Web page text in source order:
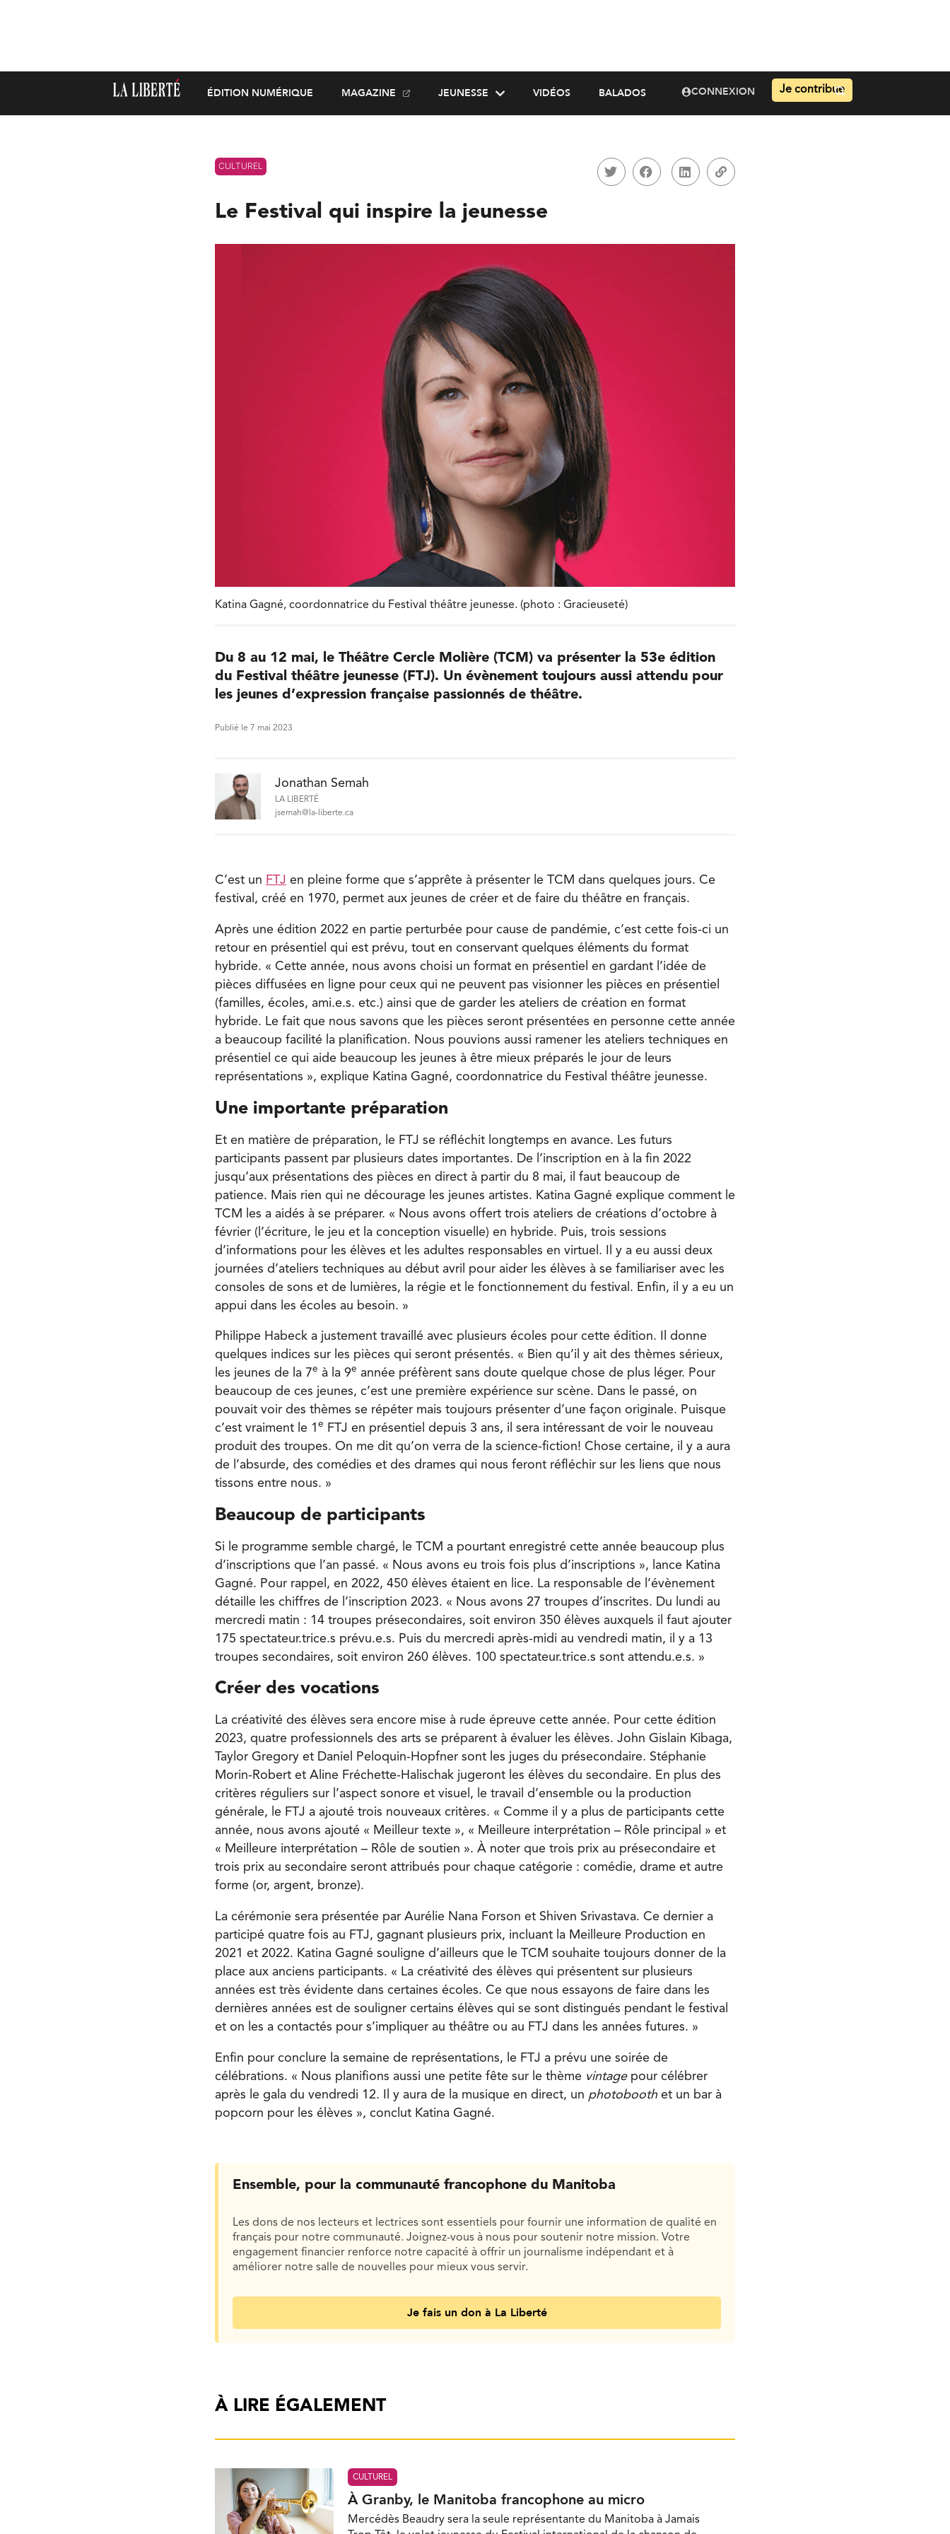
ÉDITION NUMÉRIQUE MAGAZINE JEUNESSE VIDÉOS BALADOS CONNEXION Je contribue
CULTUREL
Le Festival qui inspire la jeunesse
Katina Gagné, coordonnatrice du Festival théâtre jeunesse. (photo : Gracieuseté)
Du 8 au 12 mai, le Théâtre Cercle Molière (TCM) va présenter la 53e édition
du Festival théâtre jeunesse (FTJ). Un évènement toujours aussi attendu pour
les jeunes d’expression française passionnés de théâtre.
Publié le 7 mai 2023
Jonathan Semah
LA LIBERTÉ
jsemah@la-liberte.ca
C’est un FTJ en pleine forme que s’apprête à présenter le TCM dans quelques jours. Ce
festival, créé en 1970, permet aux jeunes de créer et de faire du théâtre en français.
Après une édition 2022 en partie perturbée pour cause de pandémie, c’est cette fois-ci un
retour en présentiel qui est prévu, tout en conservant quelques éléments du format
hybride. « Cette année, nous avons choisi un format en présentiel en gardant l’idée de
pièces diffusées en ligne pour ceux qui ne peuvent pas visionner les pièces en présentiel
(familles, écoles, ami.e.s. etc.) ainsi que de garder les ateliers de création en format
hybride. Le fait que nous savons que les pièces seront présentées en personne cette année
a beaucoup facilité la planification. Nous pouvions aussi ramener les ateliers techniques en
présentiel ce qui aide beaucoup les jeunes à être mieux préparés le jour de leurs
représentations », explique Katina Gagné, coordonnatrice du Festival théâtre jeunesse.
Une importante préparation
Et en matière de préparation, le FTJ se réfléchit longtemps en avance. Les futurs
participants passent par plusieurs dates importantes. De l’inscription en à la fin 2022
jusqu’aux présentations des pièces en direct à partir du 8 mai, il faut beaucoup de
patience. Mais rien qui ne décourage les jeunes artistes. Katina Gagné explique comment le
TCM les a aidés à se préparer. « Nous avons offert trois ateliers de créations d’octobre à
février (l’écriture, le jeu et la conception visuelle) en hybride. Puis, trois sessions
d’informations pour les élèves et les adultes responsables en virtuel. Il y a eu aussi deux
journées d’ateliers techniques au début avril pour aider les élèves à se familiariser avec les
consoles de sons et de lumières, la régie et le fonctionnement du festival. Enfin, il y a eu un
appui dans les écoles au besoin. »
Philippe Habeck a justement travaillé avec plusieurs écoles pour cette édition. Il donne
quelques indices sur les pièces qui seront présentés. « Bien qu’il y ait des thèmes sérieux,
les jeunes de la 7e à la 9e année préfèrent sans doute quelque chose de plus léger. Pour
beaucoup de ces jeunes, c’est une première expérience sur scène. Dans le passé, on
pouvait voir des thèmes se répéter mais toujours présenter d’une façon originale. Puisque
c’est vraiment le 1 e
FTJ en présentiel depuis 3 ans, il sera intéressant de voir le nouveau
produit des troupes. On me dit qu’on verra de la science-fiction! Chose certaine, il y a aura
de l’absurde, des comédies et des drames qui nous feront réfléchir sur les liens que nous
tissons entre nous. »
Beaucoup de participants
Si le programme semble chargé, le TCM a pourtant enregistré cette année beaucoup plus
d’inscriptions que l’an passé. « Nous avons eu trois fois plus d’inscriptions », lance Katina
Gagné. Pour rappel, en 2022, 450 élèves étaient en lice. La responsable de l’évènement
détaille les chiffres de l’inscription 2023. « Nous avons 27 troupes d’inscrites. Du lundi au
mercredi matin : 14 troupes présecondaires, soit environ 350 élèves auxquels il faut ajouter
175 spectateur.trice.s prévu.e.s. Puis du mercredi après-midi au vendredi matin, il y a 13
troupes secondaires, soit environ 260 élèves. 100 spectateur.trice.s sont attendu.e.s. »
Créer des vocations
La créativité des élèves sera encore mise à rude épreuve cette année. Pour cette édition
2023, quatre professionnels des arts se préparent à évaluer les élèves. John Gislain Kibaga,
Taylor Gregory et Daniel Peloquin-Hopfner sont les juges du présecondaire. Stéphanie
Morin-Robert et Aline Fréchette-Halischak jugeront les élèves du secondaire. En plus des
critères réguliers sur l’aspect sonore et visuel, le travail d’ensemble ou la production
générale, le FTJ a ajouté trois nouveaux critères. « Comme il y a plus de participants cette
année, nous avons ajouté « Meilleur texte », « Meilleure interprétation – Rôle principal » et
« Meilleure interprétation – Rôle de soutien ». À noter que trois prix au présecondaire et
trois prix au secondaire seront attribués pour chaque catégorie : comédie, drame et autre
forme (or, argent, bronze).
La cérémonie sera présentée par Aurélie Nana Forson et Shiven Srivastava. Ce dernier a
participé quatre fois au FTJ, gagnant plusieurs prix, incluant la Meilleure Production en
2021 et 2022. Katina Gagné souligne d’ailleurs que le TCM souhaite toujours donner de la
place aux anciens participants. « La créativité des élèves qui présentent sur plusieurs
années est très évidente dans certaines écoles. Ce que nous essayons de faire dans les
dernières années est de souligner certains élèves qui se sont distingués pendant le festival
et on les a contactés pour s’impliquer au théâtre ou au FTJ dans les années futures. »
Enfin pour conclure la semaine de représentations, le FTJ a prévu une soirée de
célébrations. « Nous planifions aussi une petite fête sur le thème vintage pour célébrer
après le gala du vendredi 12. Il y aura de la musique en direct, un photobooth et un bar à
popcorn pour les élèves », conclut Katina Gagné.
Ensemble, pour la communauté francophone du Manitoba
Les dons de nos lecteurs et lectrices sont essentiels pour fournir une information de qualité en
français pour notre communauté. Joignez-vous à nous pour soutenir notre mission. Votre
engagement financier renforce notre capacité à offrir un journalisme indépendant et à
améliorer notre salle de nouvelles pour mieux vous servir.
Je fais un don à La Liberté
À LIRE ÉGALEMENT
CULTUREL
À Granby, le Manitoba francophone au micro
Mercédès Beaudry sera la seule représentante du Manitoba à Jamais